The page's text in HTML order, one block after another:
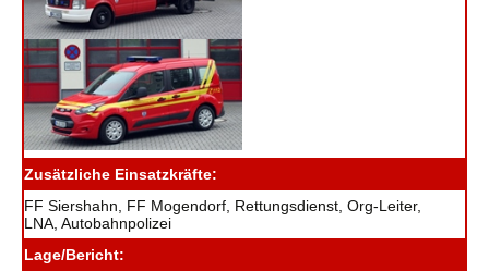
Zusätzliche Einsatzkräfte:
FF Siershahn, FF Mogendorf, Rettungsdienst, Org-Leiter,
LNA, Autobahnpolizei
Lage/Bericht: